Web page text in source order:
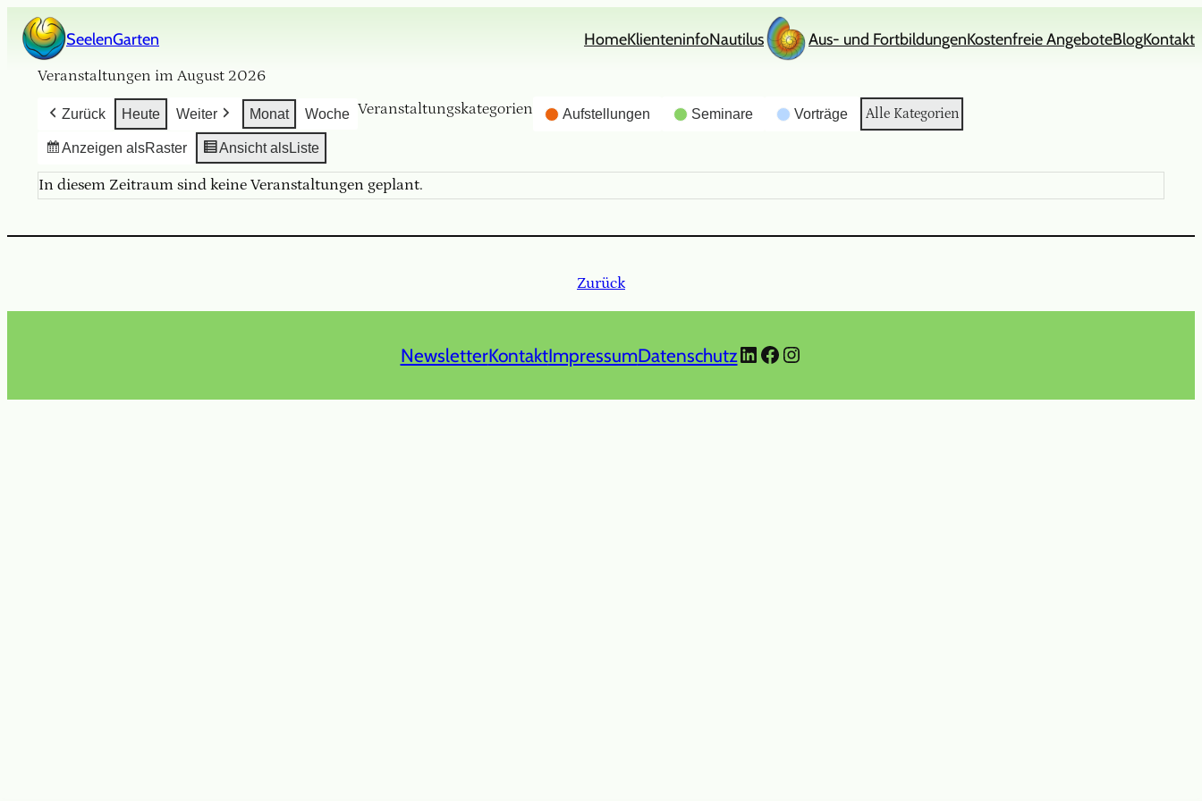
Zum
Inhalt
springen
SeelenGarten HomeKlienteninfoNautilus Aus- und FortbildungenKostenfreie AngeboteBlogKontakt
gefällt mir
Veranstaltungen im August 2026
Zurück Heute Weiter Monat Woche Veranstaltungskategorien Aufstellungen Seminare Vorträge Alle Kategorien
Anzeigen alsRaster Ansicht alsListe
In diesem Zeitraum sind keine Veranstaltungen geplant.
Zurück
NewsletterKontaktImpressumDatenschutzLinkedIn
Facebook
Instagram